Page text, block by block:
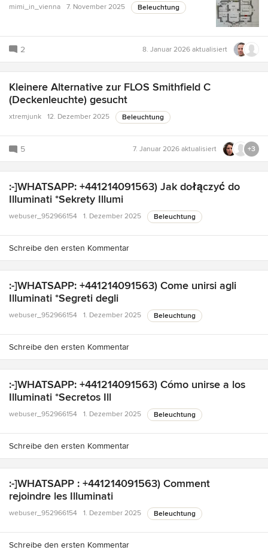
mimi_in_vienna 7. November 2025 Beleuchtung
2 8. Januar 2026 aktualisiert
Kleinere Alternative zur FLOS Smithfield C
(Deckenleuchte) gesucht
xtremjunk 12. Dezember 2025 Beleuchtung
5 7. Januar 2026 aktualisiert +3
:-]WHATSAPP: +441214091563) Jak dołączyć do
Illuminati *Sekrety Illumi
webuser_952966154 1. Dezember 2025 Beleuchtung
Schreibe den ersten Kommentar
:-]WHATSAPP: +441214091563) Come unirsi agli
Illuminati *Segreti degli
webuser_952966154 1. Dezember 2025 Beleuchtung
Schreibe den ersten Kommentar
:-]WHATSAPP: +441214091563) Cómo unirse a los
Illuminati *Secretos Ill
webuser_952966154 1. Dezember 2025 Beleuchtung
Schreibe den ersten Kommentar
:-]WHATSAPP : +441214091563) Comment
rejoindre les Illuminati
webuser_952966154 1. Dezember 2025 Beleuchtung
Schreibe den ersten Kommentar